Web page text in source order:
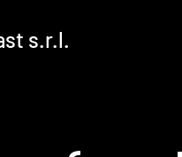
s.r.l.